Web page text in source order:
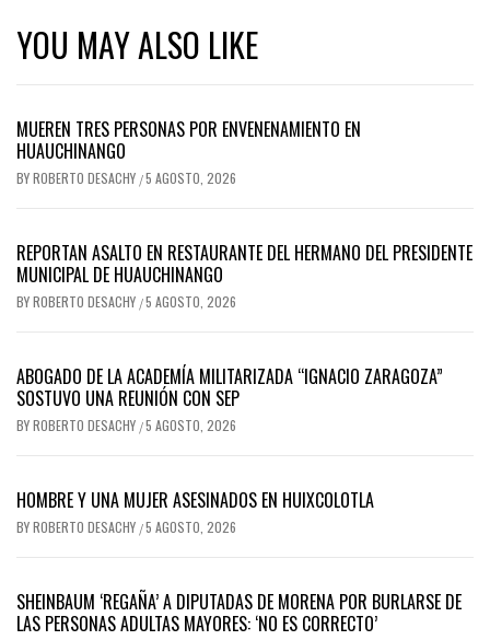
YOU MAY ALSO LIKE
MUEREN TRES PERSONAS POR ENVENENAMIENTO EN
HUAUCHINANGO
BYROBERTO DESACHY /5 AGOSTO, 2026
REPORTAN ASALTO EN RESTAURANTE DEL HERMANO DEL PRESIDENTE
MUNICIPAL DE HUAUCHINANGO
BYROBERTO DESACHY /5 AGOSTO, 2026
ABOGADO DE LA ACADEMÍA MILITARIZADA “IGNACIO ZARAGOZA”
SOSTUVO UNA REUNIÓN CON SEP
BYROBERTO DESACHY /5 AGOSTO, 2026
HOMBRE Y UNA MUJER ASESINADOS EN HUIXCOLOTLA
BYROBERTO DESACHY /5 AGOSTO, 2026
SHEINBAUM ‘REGAÑA’ A DIPUTADAS DE MORENA POR BURLARSE DE
LAS PERSONAS ADULTAS MAYORES: ‘NO ES CORRECTO’